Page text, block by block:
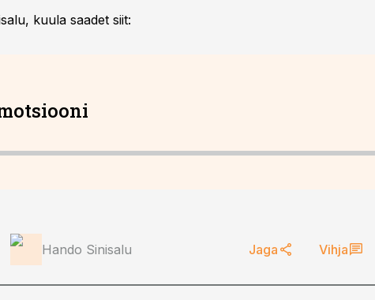
kuula saadet siit:
Hando Sinisalu Jaga Vihja